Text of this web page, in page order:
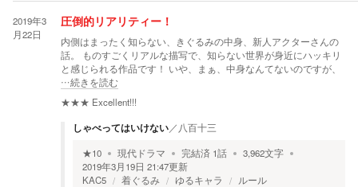
2019年3
月22日
圧倒的リアリティー！
内側はまったく知らない、きぐるみの中身、新人アクターさんの
話。 ものすごくリアルな描写で、知らない世界が身近にハッキリ
と感じられる作品です！ いや、まぁ、中身なんてないのですが、
…続きを読む
★★★ Excellent!!!
しゃべってはいけない／ 八百十三
★10 現代ドラマ 完結済 1話 3,962文字
2019年3月19日 21:47更新
KAC5
着ぐるみ ゆるキャラ ルール